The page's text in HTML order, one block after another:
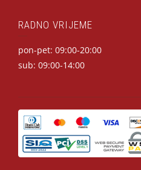
RADNO VRIJEME
pon-pet: 09:00-20:00
sub: 09:00-14:00